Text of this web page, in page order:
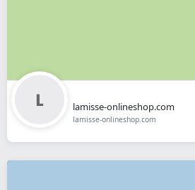
lamisse-onlineshop.com
lamisse-onlineshop.com